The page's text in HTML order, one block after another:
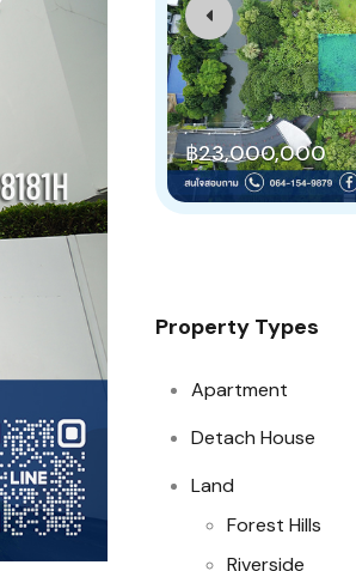
฿23,000,000
Property Types
Apartment
Detach House
Land
Forest Hills
Riverside